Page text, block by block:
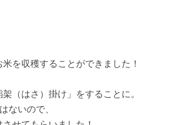
を収穫することができました！
（はさ）掛け」をすることに。
ないので、